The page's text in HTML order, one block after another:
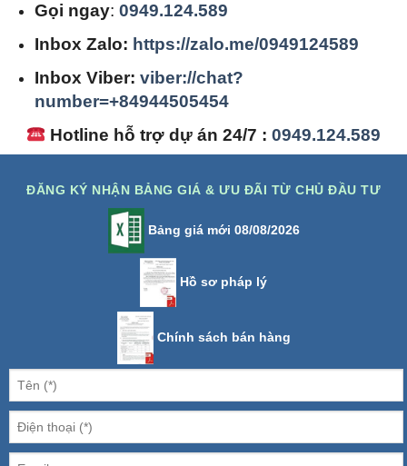
Gọi ngay:0949.124.589
Inbox Zalo: https://zalo.me/0949124589
Inbox Viber:viber://chat?
number=+84944505454
Hotline hỗ trợ dự án 24/7 :0949.124.589
ĐĂNG KÝ NHẬN BẢNG GIÁ & ƯU ĐÃI TỪ CHỦ ĐẦU TƯ
Bảng giá mới 08/08/2026
Hồ sơ pháp lý
Chính sách bán hàng